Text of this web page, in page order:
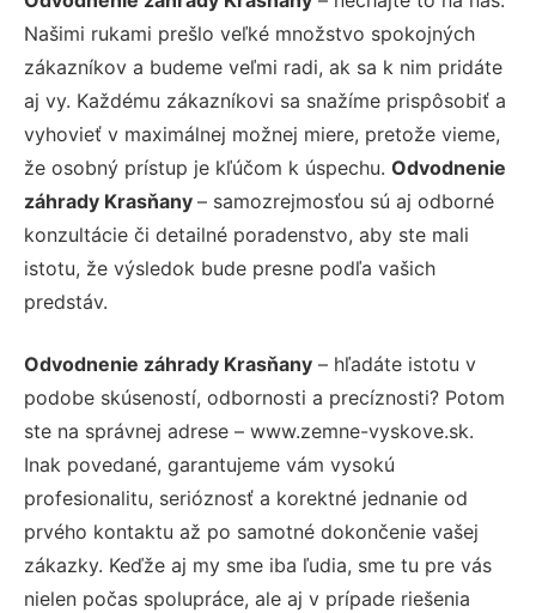
Našimi rukami prešlo veľké množstvo spokojných
zákazníkov a budeme veľmi radi, ak sa k nim pridáte
aj vy. Každému zákazníkovi sa snažíme prispôsobiť a
vyhovieť v maximálnej možnej miere, pretože vieme,
že osobný prístup je kľúčom k úspechu. Odvodnenie
záhrady Krasňany – samozrejmosťou sú aj odborné
konzultácie či detailné poradenstvo, aby ste mali
istotu, že výsledok bude presne podľa vašich
predstáv.
Odvodnenie záhrady Krasňany – hľadáte istotu v
podobe skúseností, odbornosti a precíznosti? Potom
ste na správnej adrese – www.zemne-vyskove.sk.
Inak povedané, garantujeme vám vysokú
profesionalitu, serióznosť a korektné jednanie od
prvého kontaktu až po samotné dokončenie vašej
zákazky. Keďže aj my sme iba ľudia, sme tu pre vás
nielen počas spolupráce, ale aj v prípade riešenia